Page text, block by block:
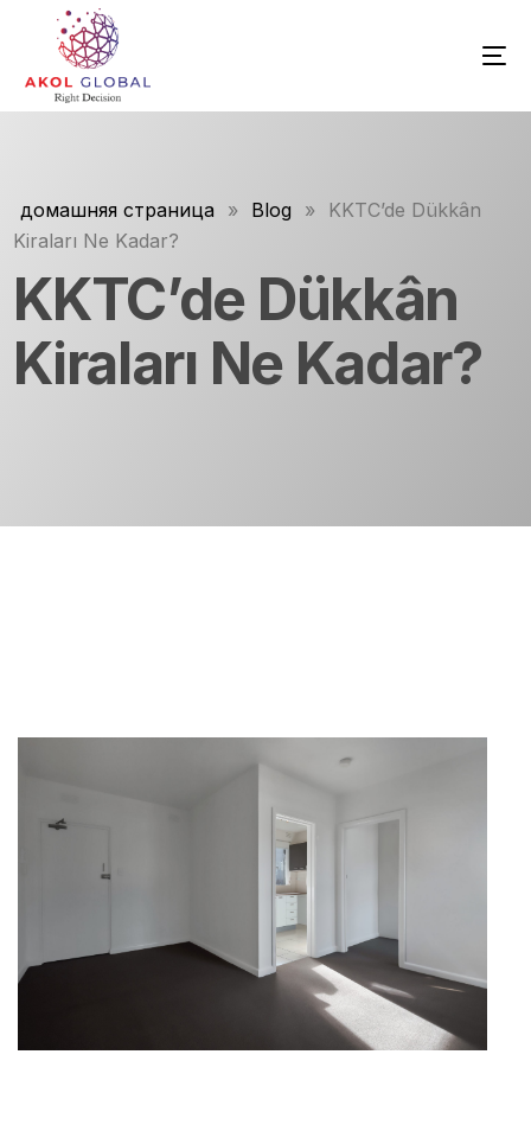
домашняя страница » Blog »
KKTC’de Dükkân
Kiraları Ne Kadar?
KKTC’de Dükkân
Kiraları Ne Kadar?